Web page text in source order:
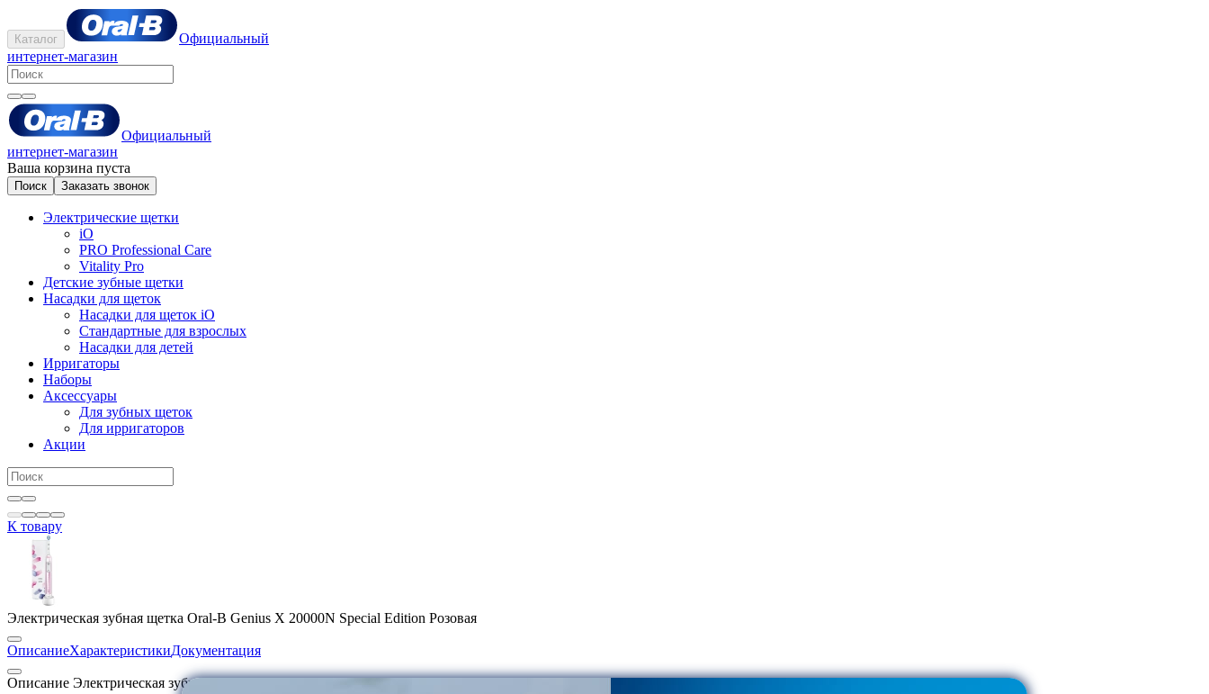
Каталог
Официальный
интернет-магазин
Официальный
интернет-магазин
Ваша корзина пуста
Поиск Заказать звонок
Электрические щетки
iO
PRO Professional Care
Vitality Pro
Детские зубные щетки
Насадки для щеток
Насадки для щеток iO
Стандартные для взрослых
Насадки для детей
Ирригаторы
Наборы
Аксессуары
Для зубных щеток
Для ирригаторов
Акции
К товару
Электрическая зубная щетка Oral-B Genius X 20000N Special Edition Розовая
ОписаниеХарактеристикиДокументация
Описание Электрическая зубная щетка Oral-B Genius X 20000N Special Edition Розовая